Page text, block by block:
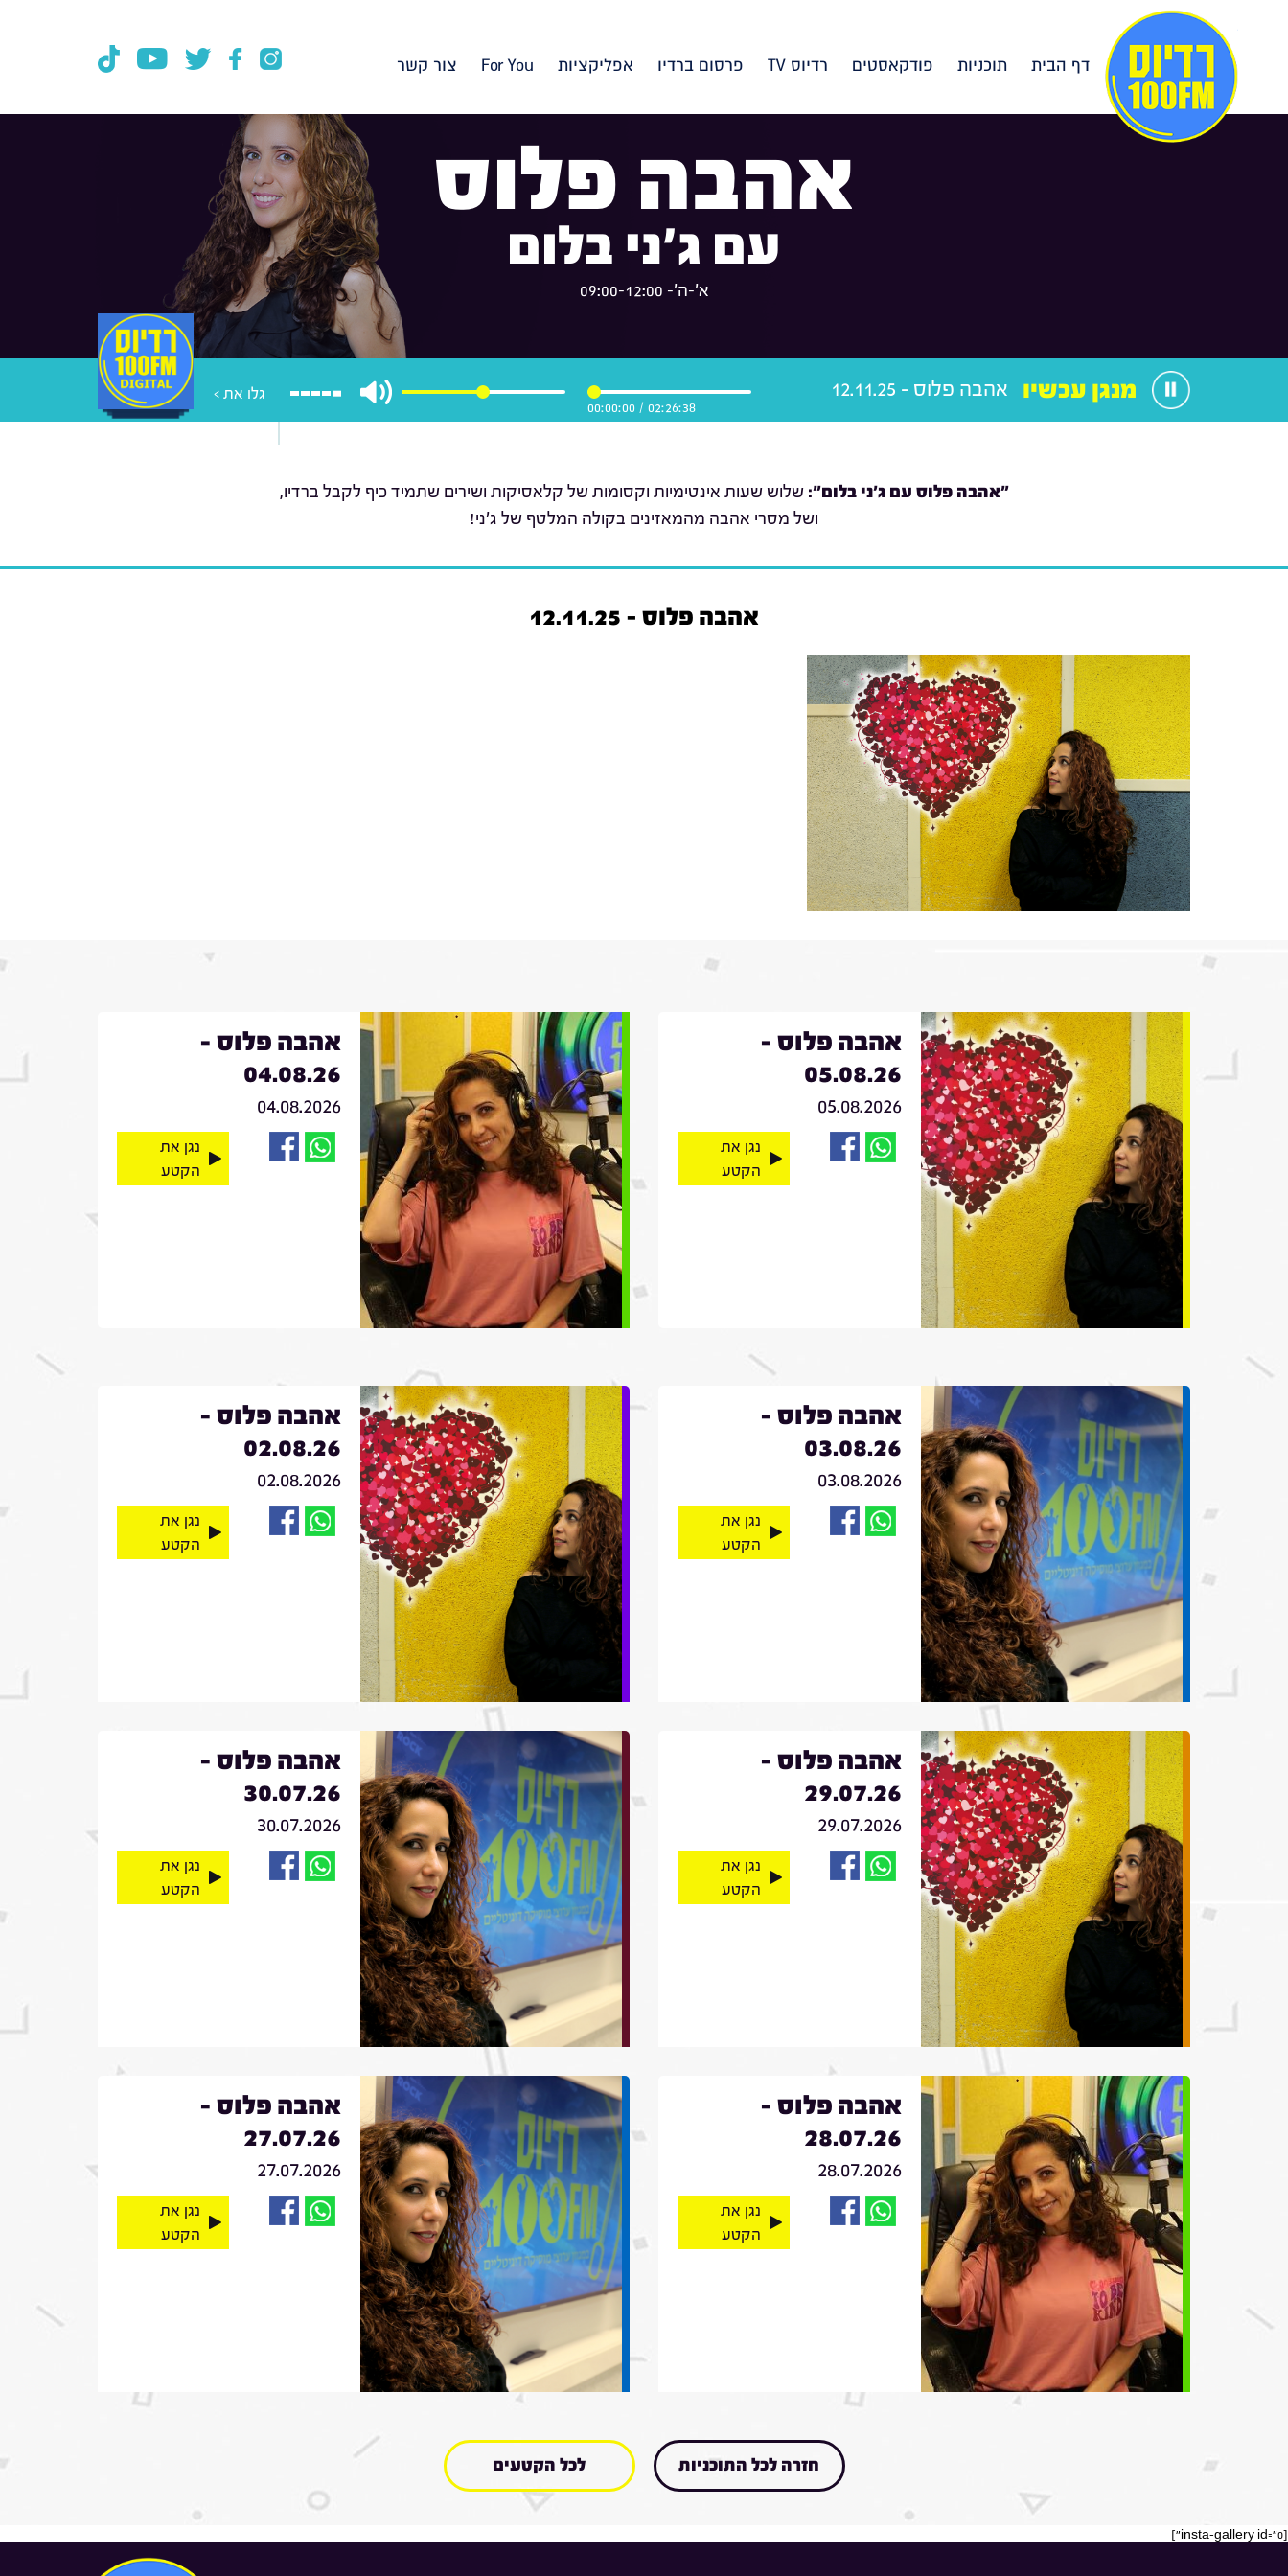
דף הבית תוכניות פודקאסטים רדיוס TV פרסום ברדיו אפליקציות For You צור קשר
אהבה פלוס
עם ג'ני בלום
א'-ה'- 09:00-12:00
גלו את >
02:26:38
/
00:00:00
מנגן עכשיו אהבה פלוס - 12.11.25
"אהבה פלוס עם ג'ני בלום": שלוש שעות אינטימיות וקסומות של קלאסיקות ושירים שתמיד כיף לקבל ברדיו,
ושל מסרי אהבה מהמאזינים בקולה המלטף של ג'ני!
אהבה פלוס - 12.11.25
אהבה פלוס -
05.08.26
05.08.2026
נגן את
הקטע
אהבה פלוס -
04.08.26
04.08.2026
נגן את
הקטע
אהבה פלוס -
03.08.26
03.08.2026
נגן את
הקטע
אהבה פלוס -
02.08.26
02.08.2026
נגן את
הקטע
אהבה פלוס -
29.07.26
29.07.2026
נגן את
הקטע
אהבה פלוס -
30.07.26
30.07.2026
נגן את
הקטע
אהבה פלוס -
28.07.26
28.07.2026
נגן את
הקטע
אהבה פלוס -
27.07.26
27.07.2026
נגן את
הקטע
חזרה לכל התוכניות לכל הקטעים
[insta-gallery id="0"]